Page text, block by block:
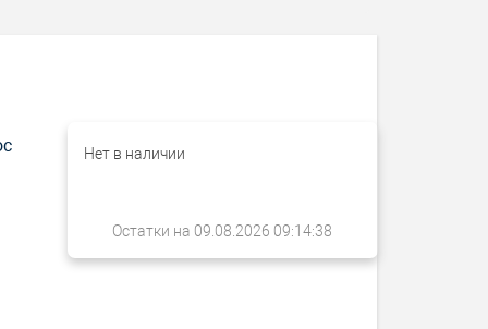
Нет в наличии
Остатки на 09.08.2026 09:14:38